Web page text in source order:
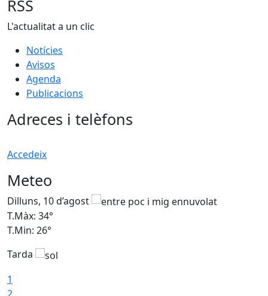
RSS
L'actualitat a un clic
Notícies
Avisos
Agenda
Publicacions
Adreces i telèfons
Accedeix
Meteo
Dilluns, 10 d’agost
T.Màx: 34°
T.Min: 26°
Tarda
1